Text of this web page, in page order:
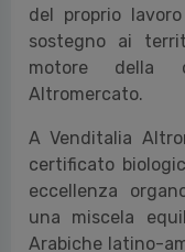
del proprio
sostegno ai
motore della
Altromercato.
A Venditalia
certificato
eccellenza
una miscela
Arabiche latino-